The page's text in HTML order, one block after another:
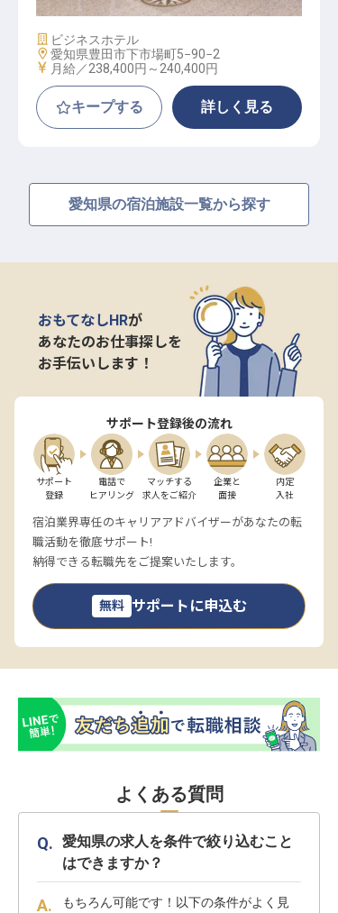
施設業態
ビジネスホテル
勤務地
愛知県豊田市下市場町5−90−2
給与
月給／238,400円～ 240,400円
キープする 詳しく見る
愛知県の宿泊施設一覧から探す
おもてなしHRが
あなたのお仕事探しを
お手伝いします！
サポート登録後の流れ
サポート
登録
電話で
ヒアリング
マッチする
求人をご紹介
企業と
面接
内定
入社
宿泊業界専任のキャリアアドバイザーがあなたの転
職活動を徹底サポート!
納得できる転職先をご提案いたします。
無料 サポートに申込む
よくある質問
愛知県の求人を条件で絞り込むこと
はできますか？
もちろん可能です！以下の条件がよく見